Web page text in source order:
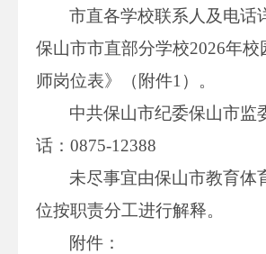
市直各学校联系人及电话
保山市市直部分学校2026年校
师岗位表》（附件1）。
中共保山市纪委保山市监
话：0875-12388
未尽事宜由保山市教育体
位按职责分工进行解释。
附件：